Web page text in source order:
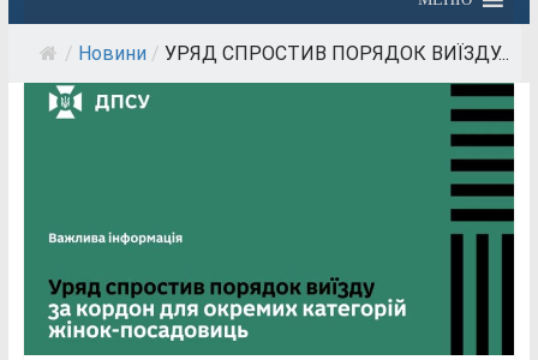
/ Новини / УРЯД СПРОСТИВ ПОРЯДОК ВИЇЗДУ...